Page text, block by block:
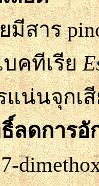
สาร
คทีเรีย
แน่นจุกเ
ดการอั